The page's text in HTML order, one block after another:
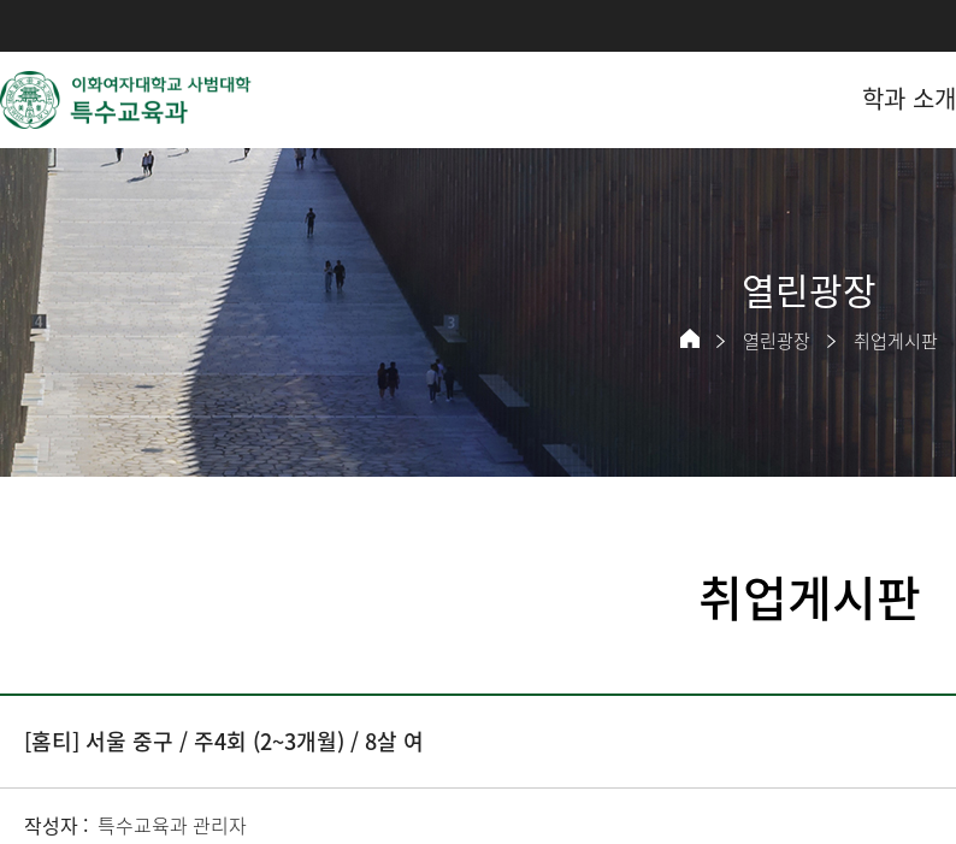
학과 소개
열린광장
열린광장 취업게시판
취업게시판
[홈티] 서울 중구 / 주4회 (2~3개월) / 8살 여
작성자 : 특수교육과 관리자